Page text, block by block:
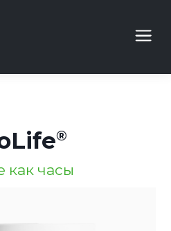
как часы